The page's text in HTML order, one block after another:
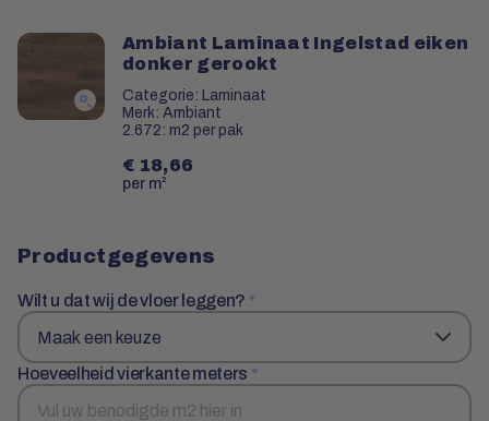
Ambiant Laminaat Ingelstad eiken
donker gerookt
Categorie: Laminaat
Merk: Ambiant
2.672: m2 per pak
€ 18,66
per m²
Productgegevens
Wilt u dat wij de vloer leggen? *
Hoeveelheid vierkante meters *